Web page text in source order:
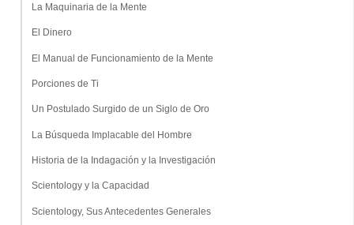
La Maquinaria de la Mente
El Dinero
El Manual de Funcionamiento de la Mente
Porciones de Ti
Un Postulado Surgido de un Siglo de Oro
La Búsqueda Implacable del Hombre
Historia de la Indagación y la Investigación
Scientology y la Capacidad
Scientology, Sus Antecedentes Generales